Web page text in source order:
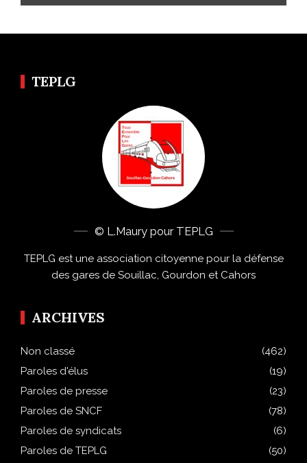
TEPLG
© L.Maury pour TEPLG
TEPLG est une association citoyenne pour la défense
des gares de Souillac, Gourdon et Cahors
ARCHIVES
Non classé
(462)
Paroles d'élus
(19)
Paroles de presse
(23)
Paroles de SNCF
(78)
Paroles de syndicats
(6)
Paroles de TEPLG
(50)